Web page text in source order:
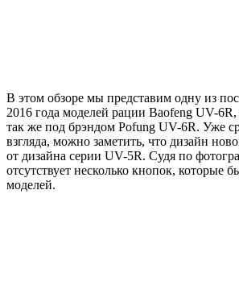
В этом обзоре мы представим одну из
2016 года моделей рации Baofeng UV-6R,
так же под брэндом Pofung UV-6R. Уже
взгляда, можно заметить, что дизайн
от дизайна серии UV-5R. Судя по
отсутствует несколько кнопок, которые
моделей.